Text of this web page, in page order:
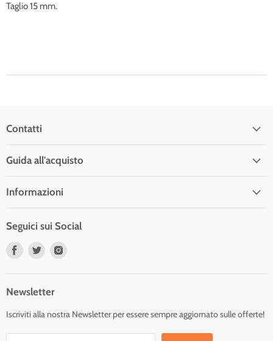
Taglio 15 mm.
Contatti
Guida all'acquisto
Informazioni
Seguici sui Social
Trovaci
Trovaci
Newsletter
Iscriviti alla nostra Newsletter per essere sempre aggiornato sulle offerte!